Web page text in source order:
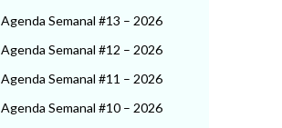
Agenda Semanal #13 – 2026
Agenda Semanal #12 – 2026
Agenda Semanal #11 – 2026
Agenda Semanal #10 – 2026